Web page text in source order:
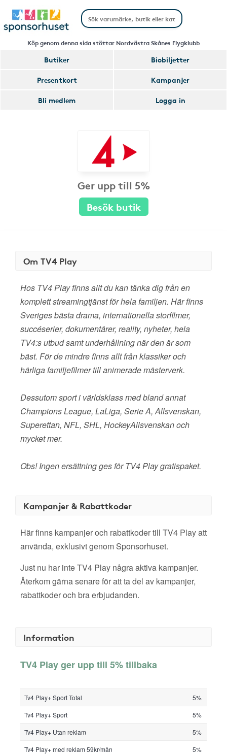
Köp genom denna sida stöttar Nordvästra Skånes Flygklubb
Butiker
Biobiljetter
Presentkort
Kampanjer
Bli medlem
Logga in
Ger upp till 5%
Besök butik
Om TV4 Play
Hos TV4 Play finns allt du kan tänka dig från en
komplett streamingtjänst för hela familjen. Här finns
Sveriges bästa drama, internationella storfilmer,
succéserier, dokumentärer, reality, nyheter, hela
TV4:s utbud samt underhållning när den är som
bäst. För de mindre finns allt från klassiker och
härliga familjefilmer till animerade mästerverk.
Dessutom sport i världsklass med bland annat
Champions League, LaLiga, Serie A, Allsvenskan,
Superettan, NFL, SHL, HockeyAllsvenskan och
mycket mer.
Obs! Ingen ersättning ges för TV4 Play gratispaket.
Kampanjer & Rabattkoder
Här finns kampanjer och rabattkoder till TV4 Play att
använda, exklusivt genom Sponsorhuset.
Just nu har inte TV4 Play några aktiva kampanjer.
Återkom gärna senare för att ta del av kampanjer,
rabattkoder och bra erbjudanden.
Information
TV4 Play ger upp till 5% tillbaka
Tv4 Play+ Sport Total
5%
Tv4 Play+ Sport
5%
Tv4 Play+ Utan reklam
5%
Tv4 Play+ med reklam 59kr/mån
5%